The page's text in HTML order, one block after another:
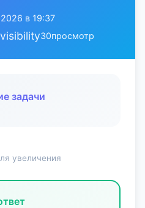
в 19:37
visibility30просмотр
задачи
увеличения